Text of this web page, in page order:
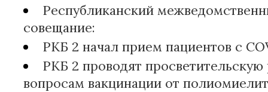
Республиканский
совещание:
РКБ 2 начал прием пациентов с
РКБ 2 проводят просветительскую
вопросам вакцинации от